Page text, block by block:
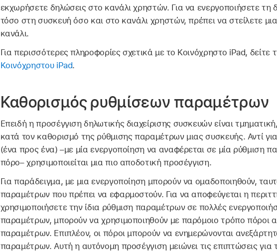
εκχωρήσετε δηλώσεις στο κανάλι χρηστών. Για να ενεργοποιήσετε τη
τόσο στη συσκευή όσο και στο κανάλι χρηστών, πρέπει να στείλετε
κανάλι.
Για περισσότερες πληροφορίες σχετικά με το Κοινόχρηστο iPad, δείτε
Κοινόχρηστου iPad.
Καθορισμός ρυθμίσεων παραμέτρων
Επειδή η προσέγγιση δηλωτικής διαχείρισης συσκευών είναι
κατά τον καθορισμό της ρύθμισης παραμέτρων μιας συσκευής. Αντί
(ένα προς ένα) –με μία ενεργοποίηση να αναφέρεται σε μία ρύθμιση
πόρο– χρησιμοποιείται μια πιο αποδοτική προσέγγιση.
Για παράδειγμα, με μια ενεργοποίηση μπορούν να ομαδοποιηθούν,
παραμέτρων που πρέπει να εφαρμοστούν. Για να αποφεύγεται η
χρησιμοποιήσετε την ίδια ρύθμιση παραμέτρων σε πολλές
παραμέτρων, μπορούν να χρησιμοποιηθούν με παρόμοιο τρόπο πόροι
παραμέτρων. Επιπλέον, οι πόροι μπορούν να ενημερώνονται
παραμέτρων. Αυτή η αυτόνομη προσέγγιση μειώνει τις επιπτώσεις για